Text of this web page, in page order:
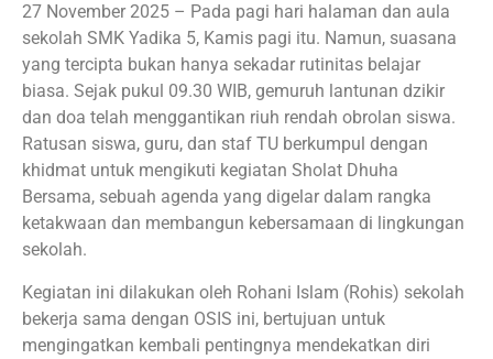
27 November 2025 – Pada pagi hari halaman dan aula
sekolah SMK Yadika 5, Kamis pagi itu. Namun, suasana
yang tercipta bukan hanya sekadar rutinitas belajar
biasa. Sejak pukul 09.30 WIB, gemuruh lantunan dzikir
dan doa telah menggantikan riuh rendah obrolan siswa.
Ratusan siswa, guru, dan staf TU berkumpul dengan
khidmat untuk mengikuti kegiatan Sholat Dhuha
Bersama, sebuah agenda yang digelar dalam rangka
ketakwaan dan membangun kebersamaan di lingkungan
sekolah.
Kegiatan ini dilakukan oleh Rohani Islam (Rohis) sekolah
bekerja sama dengan OSIS ini, bertujuan untuk
mengingatkan kembali pentingnya mendekatkan diri